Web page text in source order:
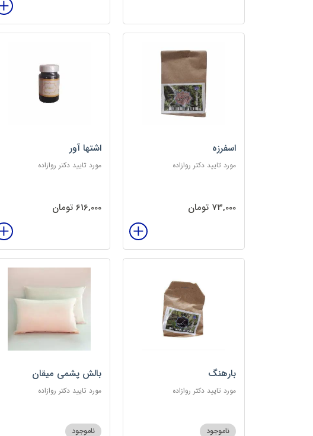
اسفرزه
مورد تایید دکتر روازاده
73,000 تومان
اشتها آور
مورد تایید دکتر روازاده
616,000 تومان
بارهنگ
مورد تایید دکتر روازاده
ناموجود
بالش پشمی میقان
مورد تایید دکتر روازاده
ناموجود